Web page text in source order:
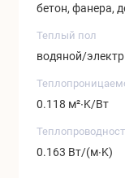
бетон, фанера,
Теплый пол
водяной/
0.118 м²∙K/Вт
0.163 Вт/(м∙K)